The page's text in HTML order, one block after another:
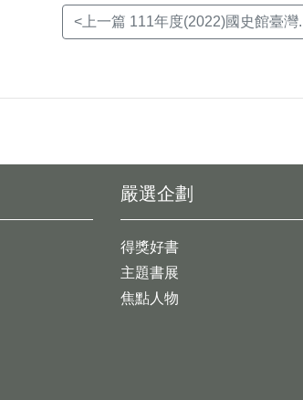
<上一篇 111年度(2022)國史館臺灣
嚴選企劃
得獎好書
主題書展
焦點人物